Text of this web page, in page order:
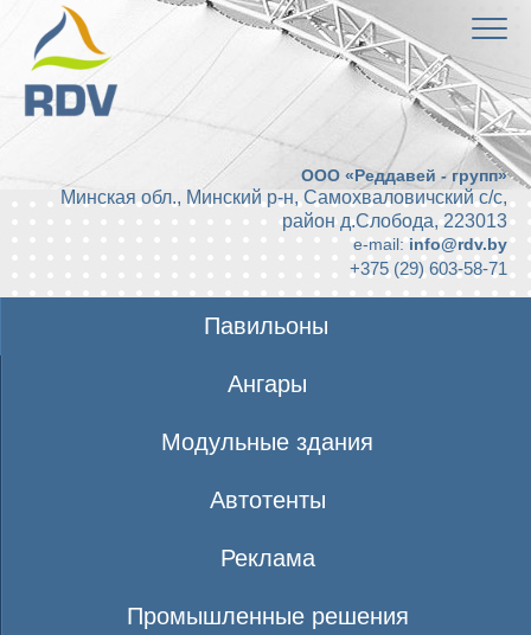
ООО «Реддавей - групп»
Минская обл., Минский р-н, Самохваловичский с/с,
район д.Слобода, 223013
e-mail: info@rdv.by
+375 (29) 603-58-71
Павильоны
Ангары
Модульные здания
Автотенты
Реклама
Промышленные решения